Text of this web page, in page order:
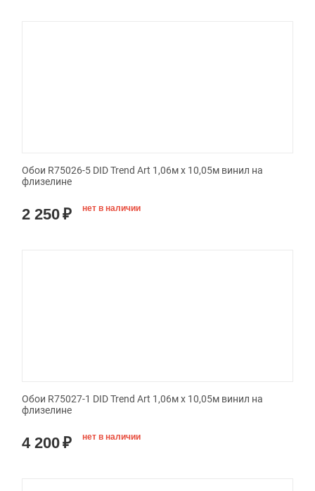
Обои R75026-5 DID Trend Art 1,06м х 10,05м винил на
флизелине
2 250₽ нет в наличии
Обои R75027-1 DID Trend Art 1,06м х 10,05м винил на
флизелине
4 200₽ нет в наличии